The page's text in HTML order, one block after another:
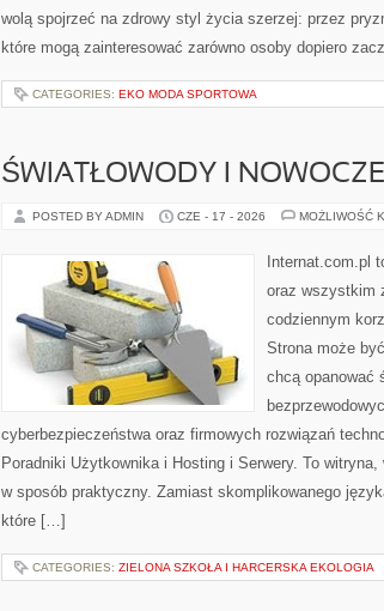
wolą spojrzeć na zdrowy styl życia szerzej: przez
które mogą zainteresować zarówno osoby dopiero
CATEGORIES: EKO MODA SPORTOWA
ŚWIATŁOWODY I
POSTED BY ADMIN CZE - 17 - 2026 MOŻLIWOŚĆ
Internat.com.pl
oraz wszystkim
codziennym
Strona może
chcą opanować
cyberbezpieczeństwa oraz firmowych rozwiązań
Poradniki Użytkownika i Hosting i Serwery. To
w sposób praktyczny. Zamiast skomplikowanego
które […]
CATEGORIES: ZIELONA SZKOŁA I HARCERSKA EKOLOGIA